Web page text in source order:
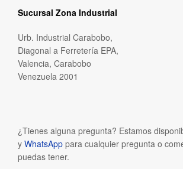
Sucursal Zona Industrial
Urb. Industrial Carabobo,
Diagonal a Ferretería EPA,
Valencia, Carabobo
Venezuela 2001
¿Tienes alguna pregunta? Estamos
y WhatsApp para cualquier pregunta o
puedas tener.